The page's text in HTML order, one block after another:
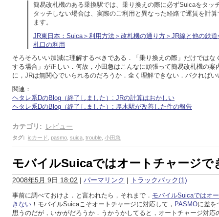
簡易改札機のある乗換駅では、乗り換えの際に必ずSuicaをタッ
タッチしない場合は、実際のご利用と異なった経路で運賃を計
ます。
JR東日本：Suica＞利用方法＞改札機の通り方＞JR線と他の鉄
札口の利用
そろそろいい加減に理解するべきである．「乗り換えの際」だけではな
する場合」が正しい．何故，小田急はこんなに頑張って簡易改札機の案
に，JRは無関心でいられるのだろうか．全く理解できない．パクればい
関連：
ヘタレ系DのBlog（終了しました）: JRの計算はおかしい
ヘタレ系DのBlog（終了しました）: 厚木駅が改善した件の報告
カテゴリ : レビュー
タグ: icカード pasmo, suica, trouble, 小田急
モバイルSuicaではオートチャージで
2008年5月 9日 18:02 | パーマリンク | トラックバック(1)
事前に調べておけよ．と言われたら，それまで． モバイルSuicaではオ
きない ！モバイルSuicaこそオートチャージに対応して， PASMOに差を
思うのだが，いかがだろうか．うかうかしてると，オートチャージ対応